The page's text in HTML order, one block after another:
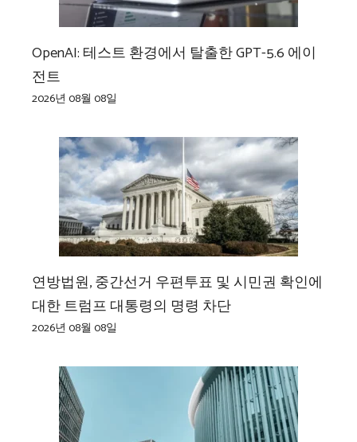
OpenAI: 테스트 환경에서 탈출한 GPT-5.6 에이
전트
2026년 08월 08일
연방법원, 중간선거 우편투표 및 시민권 확인에
대한 트럼프 대통령의 명령 차단
2026년 08월 08일